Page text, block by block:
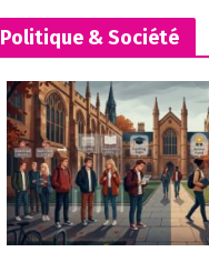
Politique & Société